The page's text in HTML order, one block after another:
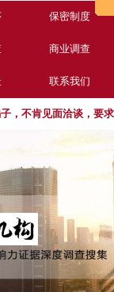
保密制度
商业调查
联系我们
不肯见面洽谈，要求